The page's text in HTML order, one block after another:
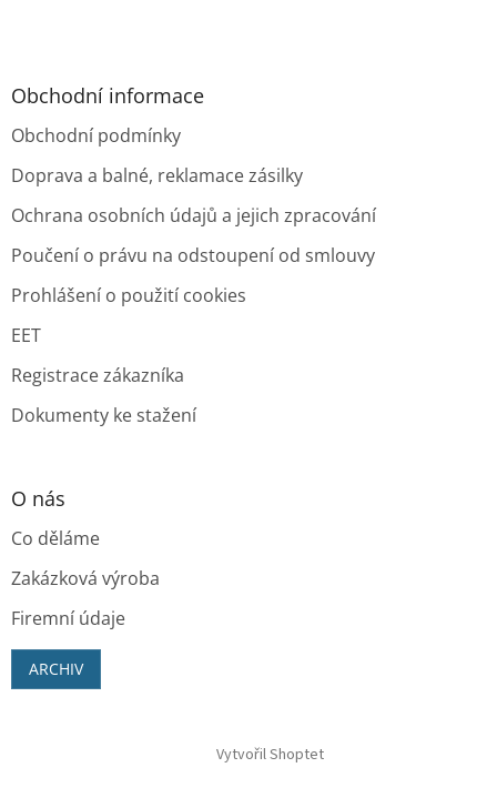
Obchodní informace
Obchodní podmínky
Doprava a balné, reklamace zásilky
Ochrana osobních údajů a jejich zpracování
Poučení o právu na odstoupení od smlouvy
Prohlášení o použití cookies
EET
Registrace zákazníka
Dokumenty ke stažení
O nás
Co děláme
Zakázková výroba
Firemní údaje
ARCHIV
Vytvořil Shoptet